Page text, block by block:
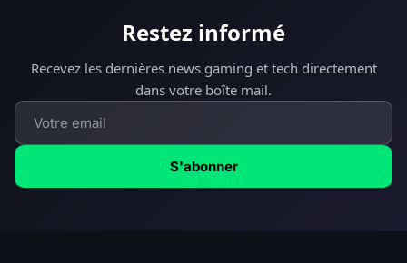
Restez informé
Recevez les dernières news gaming et tech directement
dans votre boîte mail.
S'abonner